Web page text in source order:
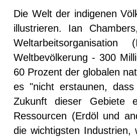
Die Welt der indigenen
illustrieren. Ian
Weltbevölkerung - 300
60 Prozent der globalen
es "nicht erstaunen,
Zukunft dieser Gebiete
Ressourcen (Erdöl und
die wichtigsten